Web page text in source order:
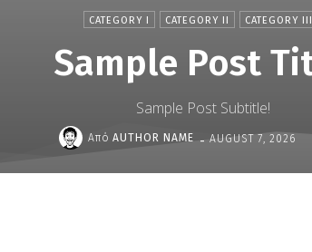
CATEGORY I CATEGORY II CATEGORY III
Sample Post
Sample Post Subtitle!
Από AUTHOR NAME - AUGUST 7, 2026